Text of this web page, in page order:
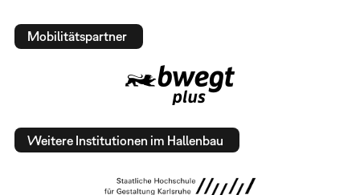
Mobilitätspartner
Weitere Institutionen im Hallenbau